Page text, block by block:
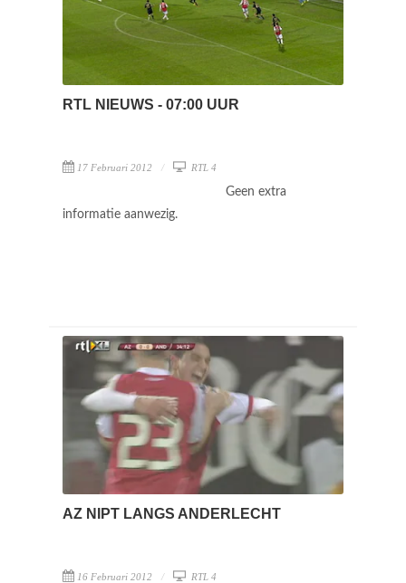
RTL NIEUWS - 07:00 UUR
17 Februari 2012 RTL 4
Geen extra
informatie aanwezig.
AZ NIPT LANGS ANDERLECHT
16 Februari 2012 RTL 4